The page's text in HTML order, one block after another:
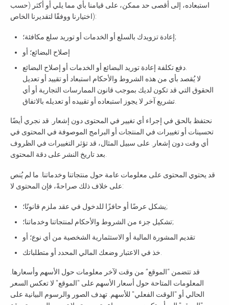
استبعاده، إلى أقصى حد ممكن، على قيامنا بأي مما يلي أو أكثر (حسب
اختيارنا ووفقًا لتقديرنا الخاص):
إعادة تزويدك بالسلع أو الخدمات أو توريد سلع مكافئة؛;
إصلاح البضائع؛ أو
لا يُقصد بأي من هذه الشروط والأحكام استبعاد أو تقييد أو تعديل
الحقوق التي قد تكون لديك بموجب قانون الممارسات التجارية أو أي
نحتفظ بالحق في إجراء أي تغيير في المحتوى دون إشعار. قد نجري أيضًا
تحسينات أو تغييرات في المنتجات أو البرامج الموصوفة في المحتوى في
أي وقت دون إشعار. على سبيل المثال، قد تؤثر التغييرات في الظروف
قد يحتوي المحتوى على معلومات عامة حول منتجاتنا وخدماتنا. ما لم يُنص
على خلاف ذلك صراحةً، فإن المحتوى لا:
يشكل عرضًا أو حافزًا للدخول في عقد ملزم قانونًا؛;
تشكيل جزء من الشروط والأحكام لمنتجاتنا وخدماتنا؛;
تقديم المشورة المالية أو الاستثمارية الشخصية من أي نوع؛ أو
قد تتضمن “الموقع” من وقت لآخر معلومات حول الأسهم وأسعارها.
المعلومات المتاحة حول أسعار الأسهم على "الموقع" لا تعكس السعر
الحالي أو "الوقت الفعلي" للأسهم. تهدف الصور والرسوم البيانية على